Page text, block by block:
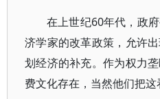
在上世纪60年代，政
济学家的改革政策，允许
划经济的补充。作为权力
费文化存在，当然他们把这